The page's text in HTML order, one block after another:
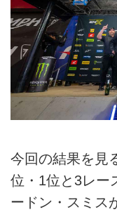
今回の結果を見
位・1位と3レー
ードン・スミス